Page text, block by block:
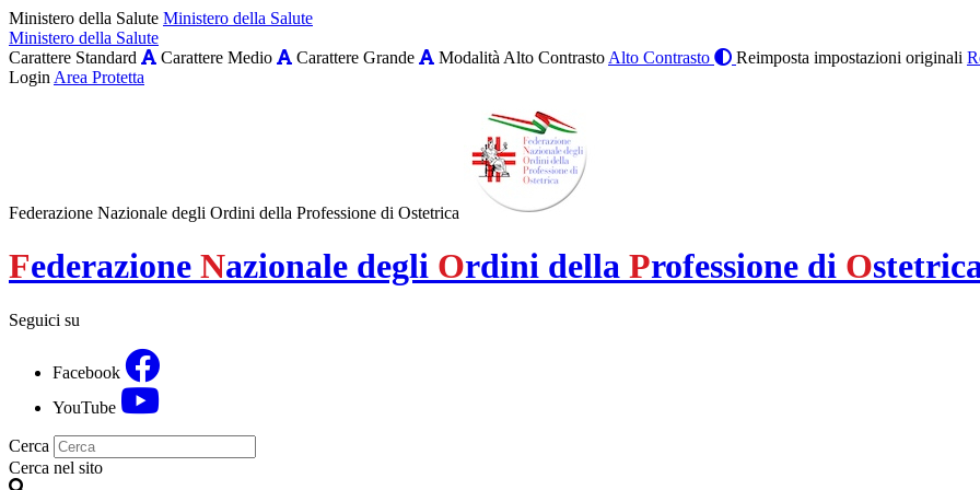
Ministero della Salute Ministero della Salute
Ministero della Salute
Carattere Standard
Carattere Medio Carattere Grande Modalità Alto Contrasto Alto Contrasto Reimposta impostazioni originali
Login Area Protetta
Federazione Nazionale degli Ordini della Professione di Ostetrica
Federazione Nazionale degli Ordini della Professione di O
Seguici su
Facebook
YouTube
Cerca
Cerca nel sito